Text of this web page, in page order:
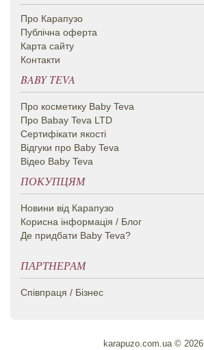
Про Карапузо
Публічна оферта
Карта сайту
Контакти
BABY TEVA
Про косметику Вaby Teva
Про Babay Teva LTD
Сертифікати якості
Відгуки про Baby Teva
Відео Baby Teva
ПОКУПЦЯМ
Новини від Карапузо
Корисна інформація / Блог
Де придбати Baby Teva?
ПАРТНЕРАМ
Співпраця / Бізнес
karapuzo.com.ua © 2026